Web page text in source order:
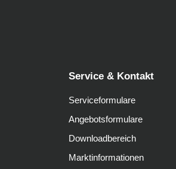
Service & Kontakt
Serviceformulare
Angebotsformulare
Downloadbereich
Marktinformationen